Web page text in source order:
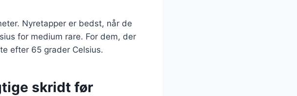
Nyretapper er bedst, når de
for medium rare. For dem, der
efter 65 grader Celsius.
skridt før